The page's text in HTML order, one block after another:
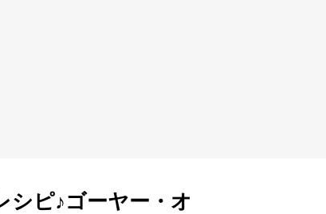
シピ♪ゴーヤー・オ